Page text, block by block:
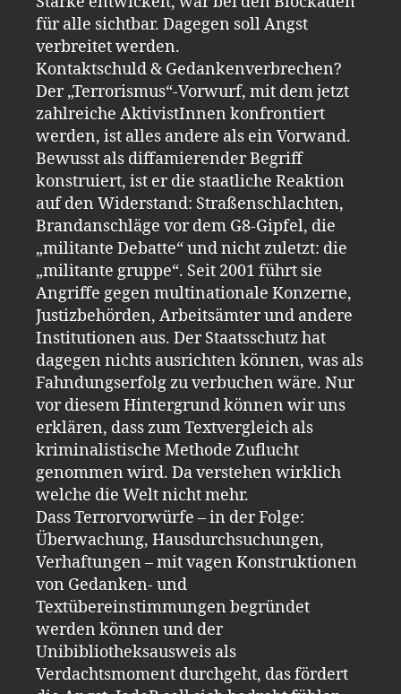
für alle sichtbar. Dagegen soll Angst
verbreitet werden.
Kontaktschuld & Gedankenverbrechen?
Der „Terrorismus“-Vorwurf, mit dem jetzt
zahlreiche AktivistInnen konfrontiert
werden, ist alles andere als ein Vorwand.
Bewusst als diffamierender Begriff
konstruiert, ist er die staatliche Reaktion
auf den Widerstand: Straßenschlachten,
Brandanschläge vor dem G8-Gipfel, die
„militante Debatte“ und nicht zuletzt: die
„militante gruppe“. Seit 2001 führt sie
Angriffe gegen multinationale Konzerne,
Justizbehörden, Arbeitsämter und andere
Institutionen aus. Der Staatsschutz hat
dagegen nichts ausrichten können, was als
Fahndungserfolg zu verbuchen wäre. Nur
vor diesem Hintergrund können wir uns
erklären, dass zum Textvergleich als
kriminalistische Methode Zuflucht
genommen wird. Da verstehen wirklich
welche die Welt nicht mehr.
Dass Terrorvorwürfe – in der Folge:
Überwachung, Hausdurchsuchungen,
Verhaftungen – mit vagen Konstruktionen
von Gedanken- und
Textübereinstimmungen begründet
werden können und der
Unibibliotheksausweis als
Verdachtsmoment durchgeht, das fördert